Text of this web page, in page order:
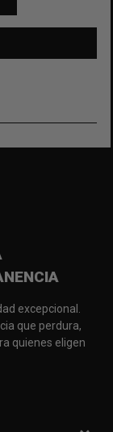
excepcional.
que perdura,
quienes eligen